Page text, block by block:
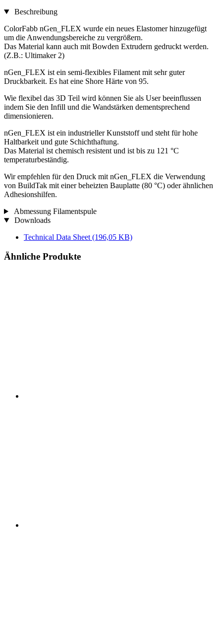
Beschreibung
ColorFabb nGen_FLEX wurde ein neues Elastomer hinzugefügt
um die Anwendungsbereiche zu vergrößern.
Das Material kann auch mit Bowden Extrudern gedruckt werden.
(Z.B.: Ultimaker 2)
nGen_FLEX ist ein semi-flexibles Filament mit sehr guter
Druckbarkeit. Es hat eine Shore Härte von 95.
Wie flexibel das 3D Teil wird können Sie als User beeinflussen
indem Sie den Infill und die Wandstärken dementsprechend
dimensionieren.
nGen_FLEX ist ein industrieller Kunststoff und steht für hohe
Haltbarkeit und gute Schichthaftung.
Das Material ist chemisch resistent und ist bis zu 121 °C
temperaturbeständig.
Wir empfehlen für den Druck mit nGen_FLEX die Verwendung
von BuildTak mit einer beheizten Bauplatte (80 °C) oder ähnlichen
Adhesionshilfen.
Abmessung Filamentspule
Downloads
Technical Data Sheet (196,05 KB)
Ähnliche Produkte